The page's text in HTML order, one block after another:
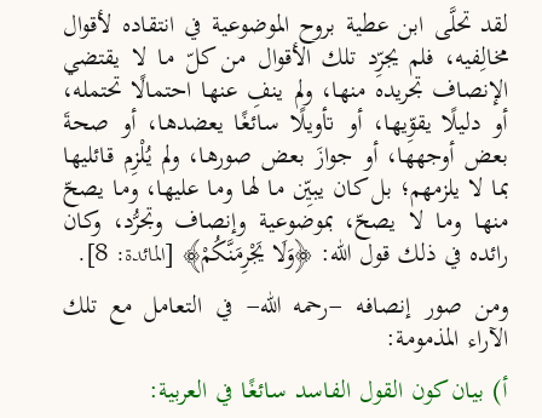
لقد تحلَّى ابن عطية بروح الموضوعية في انتقاده لأقوال
مخالِفيه، فلم يجرِّد تلك الأقوال من كلّ ما لا يقتضي
الإنصاف تجريده منها، ولم ينفِ عنها احتمالًا تحتمله،
أو دليلًا يقوِيها، أو تأويلًا سائغًا يعضدها، أو صحةَ
بعض أوجهها، أو جوازَ بعض صورها، ولم يُلْزِم قائليها
بما لا يلزمهم؛ بل كان يبيِن ما لها وما عليها، وما يصح
منها ومالا يصحّ، بموضوعية وإنصاف وتجرُد، وكان
رائده في ذلك قول الله: ﴿وَلَا يَجْرِمَنَكُمْ﴾ [المائدة: 8].
ومن صور إنصافه -رحمه الله- في التعامل مع تلك
الآراء المذمومة:
أ) بيان كون القول الفاسد سائغًا في العربية: